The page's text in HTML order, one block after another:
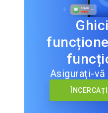
Asigurați-